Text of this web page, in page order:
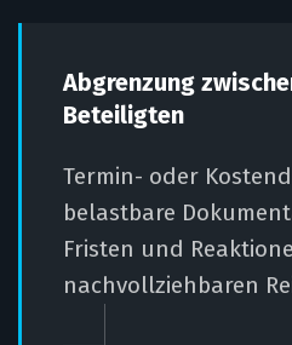
Abgrenzung
Beteiligten
Termin- oder
belastbare
Fristen und
nachvollziehbaren